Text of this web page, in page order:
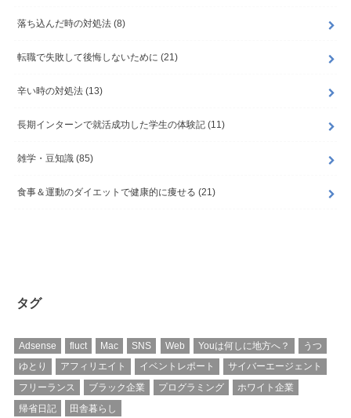
落ち込んだ時の対処法 (8)
転職で失敗して後悔しないために (21)
辛い時の対処法 (13)
長期インターンで就活成功した学生の体験記 (11)
雑学・豆知識 (85)
食事＆運動のダイエットで健康的に痩せる (21)
タグ
Adsense fluct Mac SNS Web Youは何しに地方へ？
うつ
ゆとり
アフィリエイト イベントレポート
サイバーエージェント
フリーランス
ブラック企業 プログラミング
ホワイト企業
帰省日記
田舎暮らし